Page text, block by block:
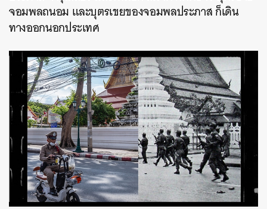
จอมพลถนอม และบุตรเขยของจอมพลประภาส ก็เดิน
ทางออกนอกประเทศ